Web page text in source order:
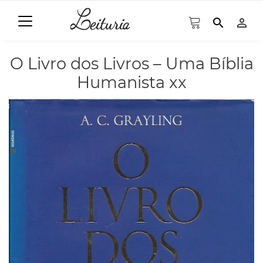
search person_outline
O Livro dos Livros – Uma Bíblia
Humanista xx